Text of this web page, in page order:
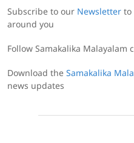
Subscribe to our Newsletter to
around you
Follow Samakalika Malayalam
Download the Samakalika
news updates